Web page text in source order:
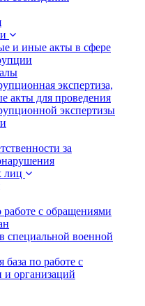
и иные акты в сфере
экспертиза,
акты для проведения
экспертизы
за
лиц
с обращениями
специальной военной
по работе с
организаций